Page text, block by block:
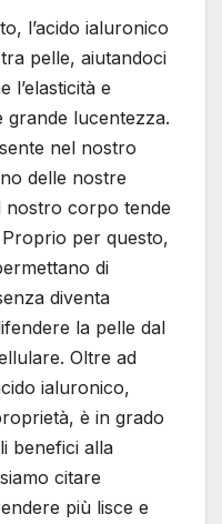
l’acido ialuronico
pelle, aiutandoci
l’elasticità e
lucentezza.
nel nostro
delle nostre
nostro corpo tende
per questo,
di
diventa
la pelle dal
Oltre ad
ialuronico,
è in grado
benefici alla
citare
più lisce e